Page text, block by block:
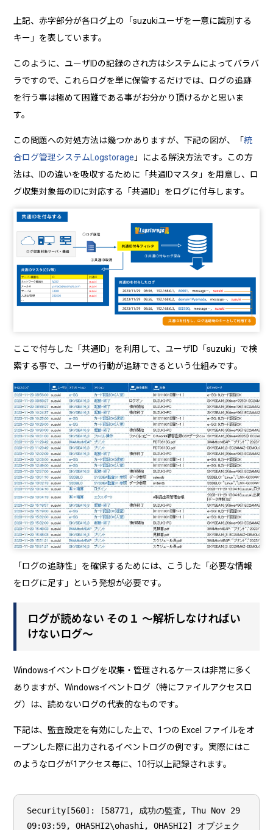
上記、赤字部分が各ログ上の「suzukiユーザを一意に識別する
キー」を表しています。
このように、ユーザIDの記録のされ方はシステムによってバラバ
ラですので、これらログを単に保管するだけでは、ログの追跡
を行う事は極めて困難である事がお分かり頂けるかと思いま
す。
この問題への対処方法は幾つかありますが、下記の図が、「統
合ログ管理システムLogstorage 」による解決方法です。この方
法は、IDの違いを吸収するために「共通IDマスタ」を用意し、ロ
グ収集対象毎のIDに対応する「共通ID」をログに付与します。
ここで付与した「共通ID」を利用して、ユーザID「suzuki」で検
索する事で、ユーザの行動が追跡できるという仕組みです。
「ログの追跡性」を確保するためには、こうした「必要な情報
をログに足す」という発想が必要です。
ログが読めない その１ ～解析しなければい
けないログ～
Windowsイベントログを収集・管理されるケースは非常に多く
ありますが、Windowsイベントログ（特にファイルアクセスロ
グ）は、読めないログの代表的なものです。
下記は、監査設定を有効にした上で、1つの Excel ファイルをオ
ープンした際に出力されるイベントログの例です。実際にはこ
のようなログが1アクセス毎に、10行以上記録されます。
Security[560]: [58771, 成功の監査, Thu Nov 29
09:03:59, OHASHI2\ohashi, OHASHI2] オブジェク